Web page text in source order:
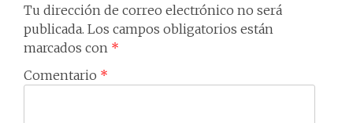
Tu dirección de correo electrónico no será
publicada. Los campos obligatorios están
marcados con *
Comentario *